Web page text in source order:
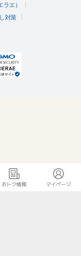
エ）
対策
おトク情報 マイページ